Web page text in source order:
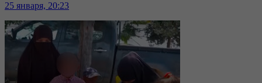
25 января, 20:23